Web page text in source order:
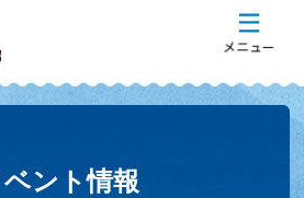
ント情報